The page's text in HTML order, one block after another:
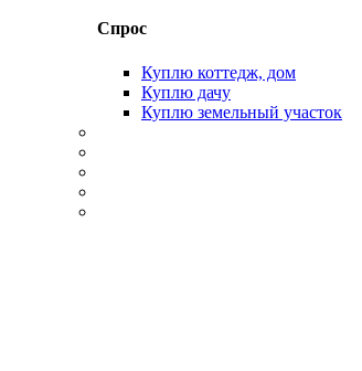
Спрос
Куплю коттедж, дом
Куплю дачу
Куплю земельный участок